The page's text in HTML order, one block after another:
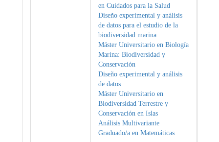
en Cuidados para la Salud
Diseño experimental y análisis
de datos para el estudio de la
biodiversidad marina
Máster Universitario en Biología
Marina: Biodiversidad y
Conservación
Diseño experimental y análisis
de datos
Máster Universitario en
Biodiversidad Terrestre y
Conservación en Islas
Análisis Multivariante
Graduado/a en Matemáticas